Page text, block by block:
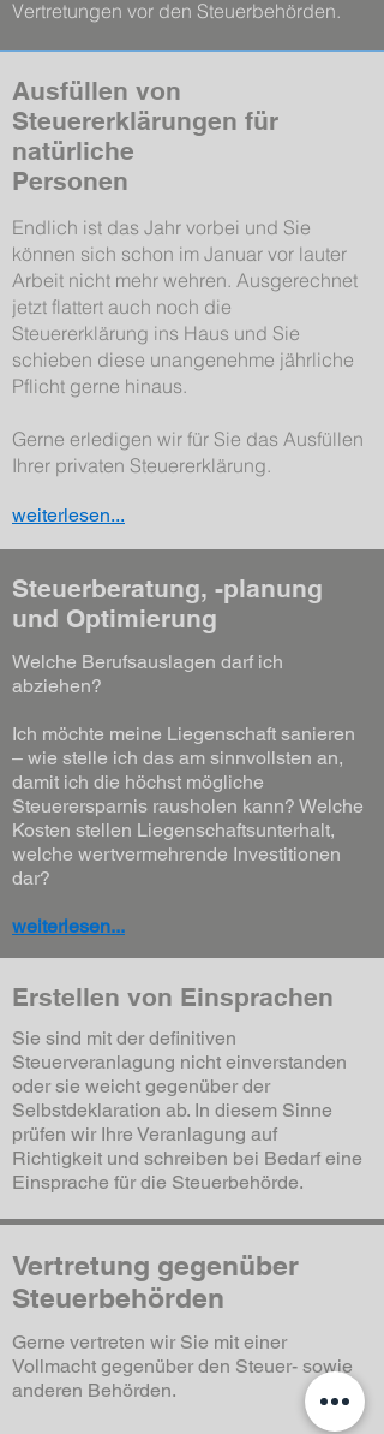
Vertretungen vor den Steuerbehörden.
Ausfüllen von
Steuererklärungen für
natürliche
Personen
Endlich ist das Jahr vorbei und Sie
können sich schon im Januar vor lauter
Arbeit nicht mehr wehren. Ausgerechnet
jetzt flattert auch noch die
Steuererklärung ins Haus und Sie
schieben diese unangenehme jährliche
Pflicht gerne hinaus.
Gerne erledigen wir für Sie das Ausfüllen
Ihrer privaten Steuererklärung.
weiterlesen...
Steuerberatung, -planung
und Optimierung
Welche Berufsauslagen darf ich
abziehen?
Ich möchte meine Liegenschaft sanieren
– wie stelle ich das am sinnvollsten an,
damit ich die höchst mögliche
Steuerersparnis rausholen kann? Welche
Kosten stellen Liegenschaftsunterhalt,
welche wertvermehrende Investitionen
dar?
weiterlesen...
Erstellen von Einsprachen
Sie sind mit der definitiven
Steuerveranlagung nicht einverstanden
oder sie weicht gegenüber der
Selbstdeklaration ab. In diesem Sinne
prüfen wir Ihre Veranlagung auf
Richtigkeit und schreiben bei Bedarf eine
Einsprache für die Steuerbehörde.
Vertretung gegenüber
Steuerbehörden
Gerne vertreten wir Sie mit einer
Vollmacht gegenüber den Steuer- sowie
anderen Behörden.